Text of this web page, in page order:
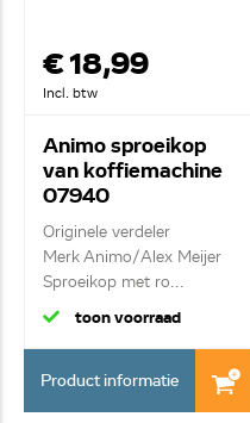
€ 18,99
Incl. btw
Animo sproeikop
van koffiemachine
07940
Originele verdeler
Merk Animo/Alex Meijer
Sproeikop met ro...
toon voorraad
Product informatie